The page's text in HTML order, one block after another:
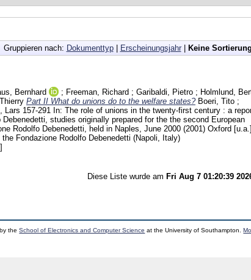
Gruppieren nach: Dokumenttyp| Erscheinungsjahr| Keine Sortierung
Bernhard ; Freeman, Richard ; Garibaldi, Pietro ; Holmlund,
Part II What do unions do to the welfare states? Boeri, Tito ;
Lars 157-291
In: The role of unions in the twenty-first century : a
studies originally prepared for the the second European
Rodolfo Debenedetti, held in Naples, June 2000 (2001) Oxford [u.a.]
Fondazione Rodolfo Debenedetti (Napoli, Italy)
Diese Liste wurde am Fri Aug 7 01:20:39
by theSchool of Electronics and Computer Science at the University of Southampton.